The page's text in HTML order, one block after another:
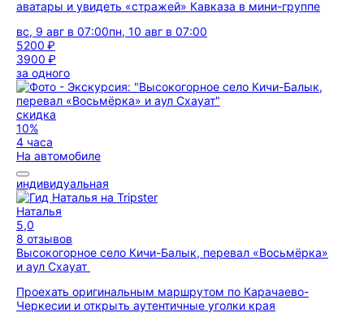
аватары и увидеть «стражей» Кавказа в мини-группе
вс, 9 авг в 07:00пн, 10 авг в 07:00
5200 ₽
3900 ₽
за одного
скидка
10%
4 часа
На автомобиле
индивидуальная
Наталья
5,0
8 отзывов
Высокогорное село Кичи-Балык, перевал «Восьмёрка»
и аул Схауат
Проехать оригинальным маршрутом по Карачаево-
Черкесии и открыть аутентичные уголки края